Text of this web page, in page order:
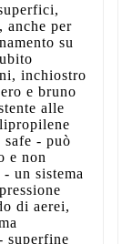
anche per
su
inchiostro
e bruno
alle
- può
e non
un sistema
di aerei,
superfine